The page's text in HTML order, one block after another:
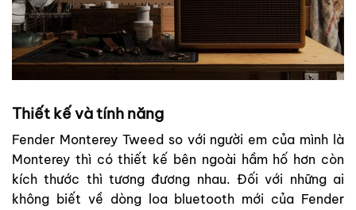
Thiết kế và tính năng
Fender Monterey Tweed so với người em của mình là
Monterey thì có thiết kế bên ngoài hầm hố hơn còn
kích thước thì tương đương nhau. Đối với những ai
không biết về dòng loa bluetooth mới của Fender